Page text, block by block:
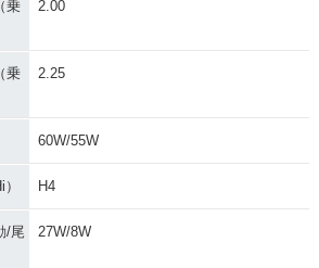
乗
2.00
乗
2.25
60W/55W
H4
/尾
27W/8W